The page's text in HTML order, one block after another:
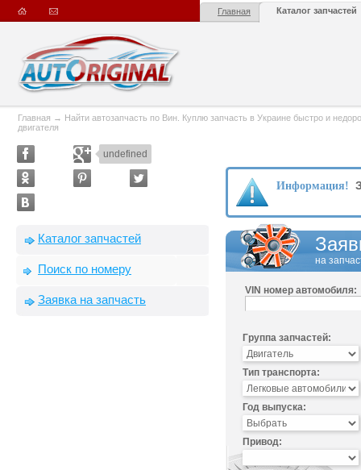
Главная Каталог запчастей
Главная → Найти автозапчасть по Вин. Куплю запчасть в Украине быстро и
двигателя
undefined
Каталог запчастей
Поиск по номеру
Заявка на запчасть
Информация!
на
VIN номер автомобиля:
Группа запчастей:
Тип транспорта:
Год выпуска:
Привод: